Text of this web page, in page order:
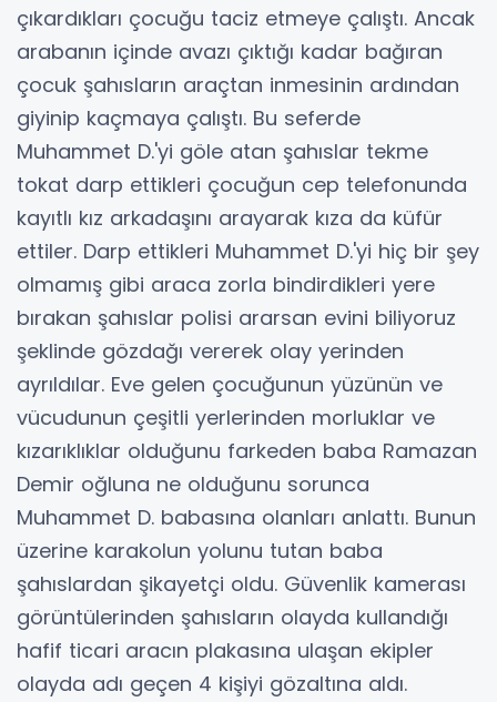
çıkardıkları çocuğu taciz etmeye çalıştı. Ancak
arabanın içinde avazı çıktığı kadar bağıran
çocuk şahısların araçtan inmesinin ardından
giyinip kaçmaya çalıştı. Bu seferde
Muhammet D.'yi göle atan şahıslar tekme
tokat darp ettikleri çocuğun cep telefonunda
kayıtlı kız arkadaşını arayarak kıza da küfür
ettiler. Darp ettikleri Muhammet D.'yi hiç bir şey
olmamış gibi araca zorla bindirdikleri yere
bırakan şahıslar polisi ararsan evini biliyoruz
şeklinde gözdağı vererek olay yerinden
ayrıldılar. Eve gelen çocuğunun yüzünün ve
vücudunun çeşitli yerlerinden morluklar ve
kızarıklıklar olduğunu farkeden baba Ramazan
Demir oğluna ne olduğunu sorunca
Muhammet D. babasına olanları anlattı. Bunun
üzerine karakolun yolunu tutan baba
şahıslardan şikayetçi oldu. Güvenlik kamerası
görüntülerinden şahısların olayda kullandığı
hafif ticari aracın plakasına ulaşan ekipler
olayda adı geçen 4 kişiyi gözaltına aldı.